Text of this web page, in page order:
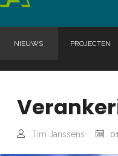
NIEUWS PROJECTEN
Tim Janssens